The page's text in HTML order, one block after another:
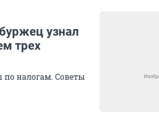
узнал
трех
налогам. Советы